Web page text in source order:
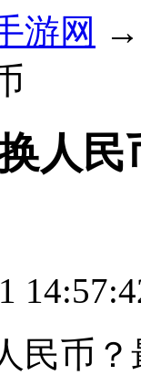
游网
人民
民币